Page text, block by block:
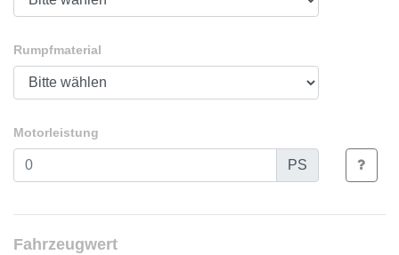
Rumpfmaterial
Motorleistung
PS
Fahrzeugwert